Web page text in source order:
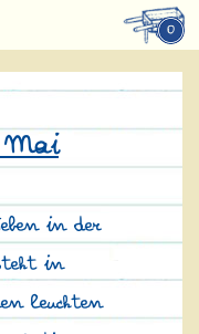
0
Mai
in der
in
leuchten